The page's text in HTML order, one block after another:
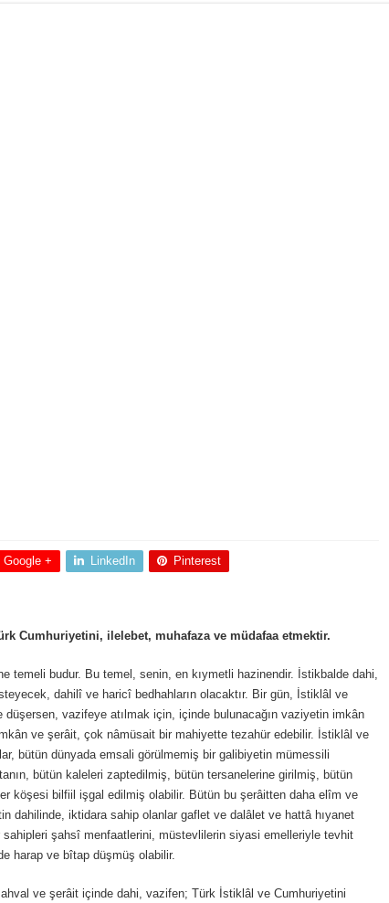
Google + LinkedIn Pinterest
Cumhuriyetini, ilelebet, muhafaza ve müdafaa etmektir.
temeli budur. Bu temel, senin, en kıymetli hazinendir. İstikbalde dahi,
dahilî ve haricî bedhahların olacaktır. Bir gün, İstiklâl ve
vazifeye atılmak için, içinde bulunacağın vaziyetin imkân
ve şerâit, çok nâmüsait bir mahiyette tezahür edebilir. İstiklâl ve
bütün dünyada emsali görülmemiş bir galibiyetin mümessili
bütün kaleleri zaptedilmiş, bütün tersanelerine girilmiş, bütün
köşesi bilfiil işgal edilmiş olabilir. Bütün bu şerâitten daha elîm ve
dahilinde, iktidara sahip olanlar gaflet ve dalâlet ve hattâ hıyanet
şahsî menfaatlerini, müstevlilerin siyasi emelleriyle tevhit
harap ve bîtap düşmüş olabilir.
ve şerâit içinde dahi, vazifen; Türk İstiklâl ve Cumhuriyetini